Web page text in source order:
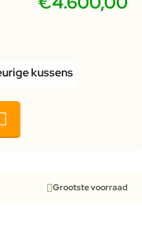
Grootste voorraad